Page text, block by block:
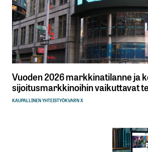
Vuoden 2026 markkinatilanne ja
sijoitusmarkkinoihin vaikuttavat
KAUPALLINEN YHTEISTYÖKVARN X